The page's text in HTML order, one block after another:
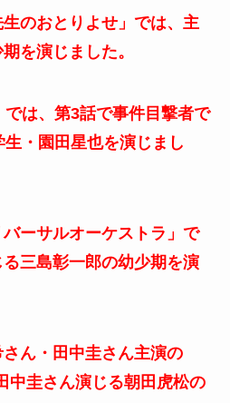
のおとりよせ」では、主
を演じました。
では、第3話で事件目撃者で
・園田星也を演じまし
ーサルオーケストラ」で
三島彰一郎の幼少期を演
ん・田中圭さん主演の
中圭さん演じる朝田虎松の